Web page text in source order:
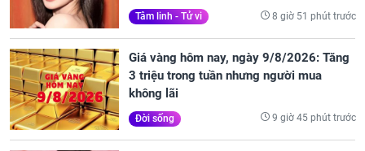
Tâm linh - Tử vi 8 giờ 51 phút trước
Giá vàng hôm nay, ngày 9/8/2026: Tăng
3 triệu trong tuần nhưng người mua
không lãi
Đời sống 9 giờ 45 phút trước